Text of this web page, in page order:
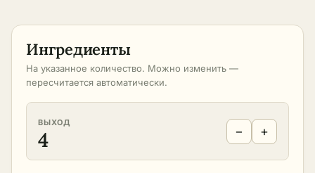
Ингредиенты
На указанное количество. Можно изменить —
пересчитается автоматически.
ВЫХОД
4 − +